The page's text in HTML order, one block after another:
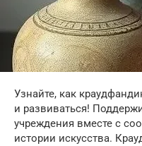
Узнайте, как
и развиваться!
учреждения вместе с
истории искусства.